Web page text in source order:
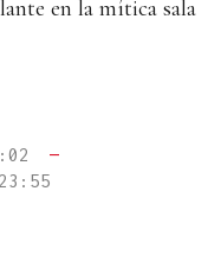
en la mítica sala
—